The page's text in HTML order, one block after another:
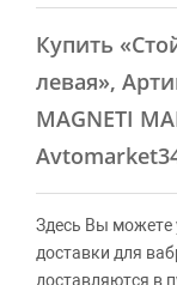
Купить
левая»,
MAGNETI
Здесь Вы можете
доставки для
доставляются в